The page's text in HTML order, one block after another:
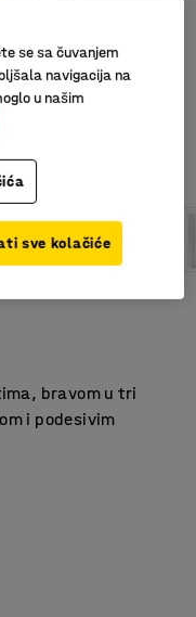
bravom u tri
i podesivim
se sa čuvanjem
navigacija na
u našim
sve kolačiće